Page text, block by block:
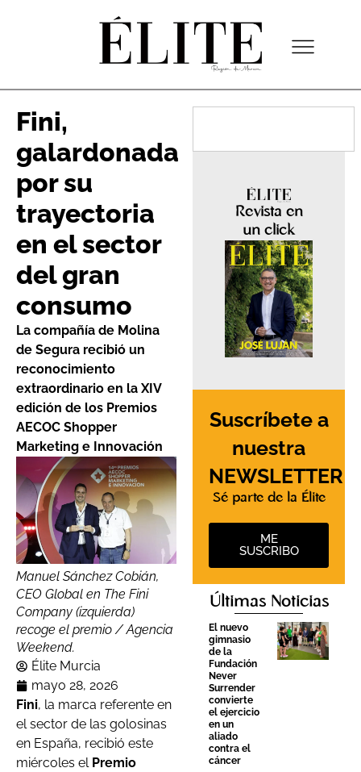
Fini,
galardonada
por su
trayectoria
en el sector
del gran
consumo
La compañía de Molina
de Segura recibió un
reconocimiento
extraordinario en la XIV
edición de los Premios
AECOC Shopper
Marketing e Innovación
Manuel Sánchez Cobián,
CEO Global en The Fini
Company (izquierda)
recoge el premio / Agencia
Weekend.
Élite Murcia
mayo 28, 2026
Fini, la marca referente en
el sector de las golosinas
en España, recibió este
miércoles el Premio
Revista en
un click
Suscríbete a
nuestra
NEWSLETTER
Sé parte de la Élite
ME
SUSCRIBO
Últimas Noticias
El nuevo
gimnasio
de la
Fundación
Never
Surrender
convierte
el ejercicio
en un
aliado
contra el
cáncer